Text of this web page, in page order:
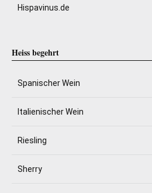
Hispavinus.de
Heiss begehrt
Spanischer Wein
Italienischer Wein
Riesling
Sherry